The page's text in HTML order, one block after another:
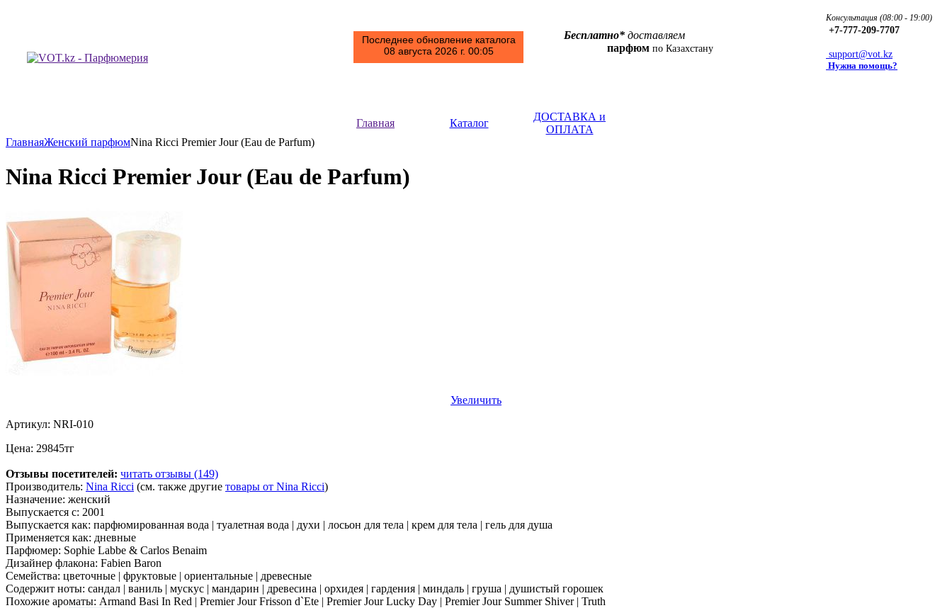
Последнее обновление каталога
08 августа 2026 г. 00:05
Бесплатно* доставляем
парфюм по Казахстану
Консультация (08:00 - 19:00)
+7-777-209-7707
support@vot.kz
Нужна помощь?
Главная Каталог
ДОСТАВКА и
ОПЛАТА
ГлавнаяЖенский парфюмNina Ricci Premier Jour (Eau de Parfum)
Nina Ricci Premier Jour (Eau de Parfum)
Увеличить
Артикул: NRI-010
Цена: 29845тг
Отзывы посетителей: читать отзывы (149)
Производитель: Nina Ricci (см. также другие товары от Nina Ricci)
Назначение: женский
Выпускается с: 2001
Выпускается как: парфюмированная вода | туалетная вода | духи | лосьон для тела | крем для тела | гель для душа
Применяется как: дневные
Парфюмер: Sophie Labbe & Carlos Benaim
Дизайнер флакона: Fabien Baron
Семейства: цветочные | фруктовые | ориентальные | древесные
Содержит ноты: сандал | ваниль | мускус | мандарин | древесина | орхидея | гардения | миндаль | груша | душистый горошек
Похожие ароматы: Armand Basi In Red | Premier Jour Frisson d`Ete | Premier Jour Lucky Day | Premier Jour Summer Shiver | Truth